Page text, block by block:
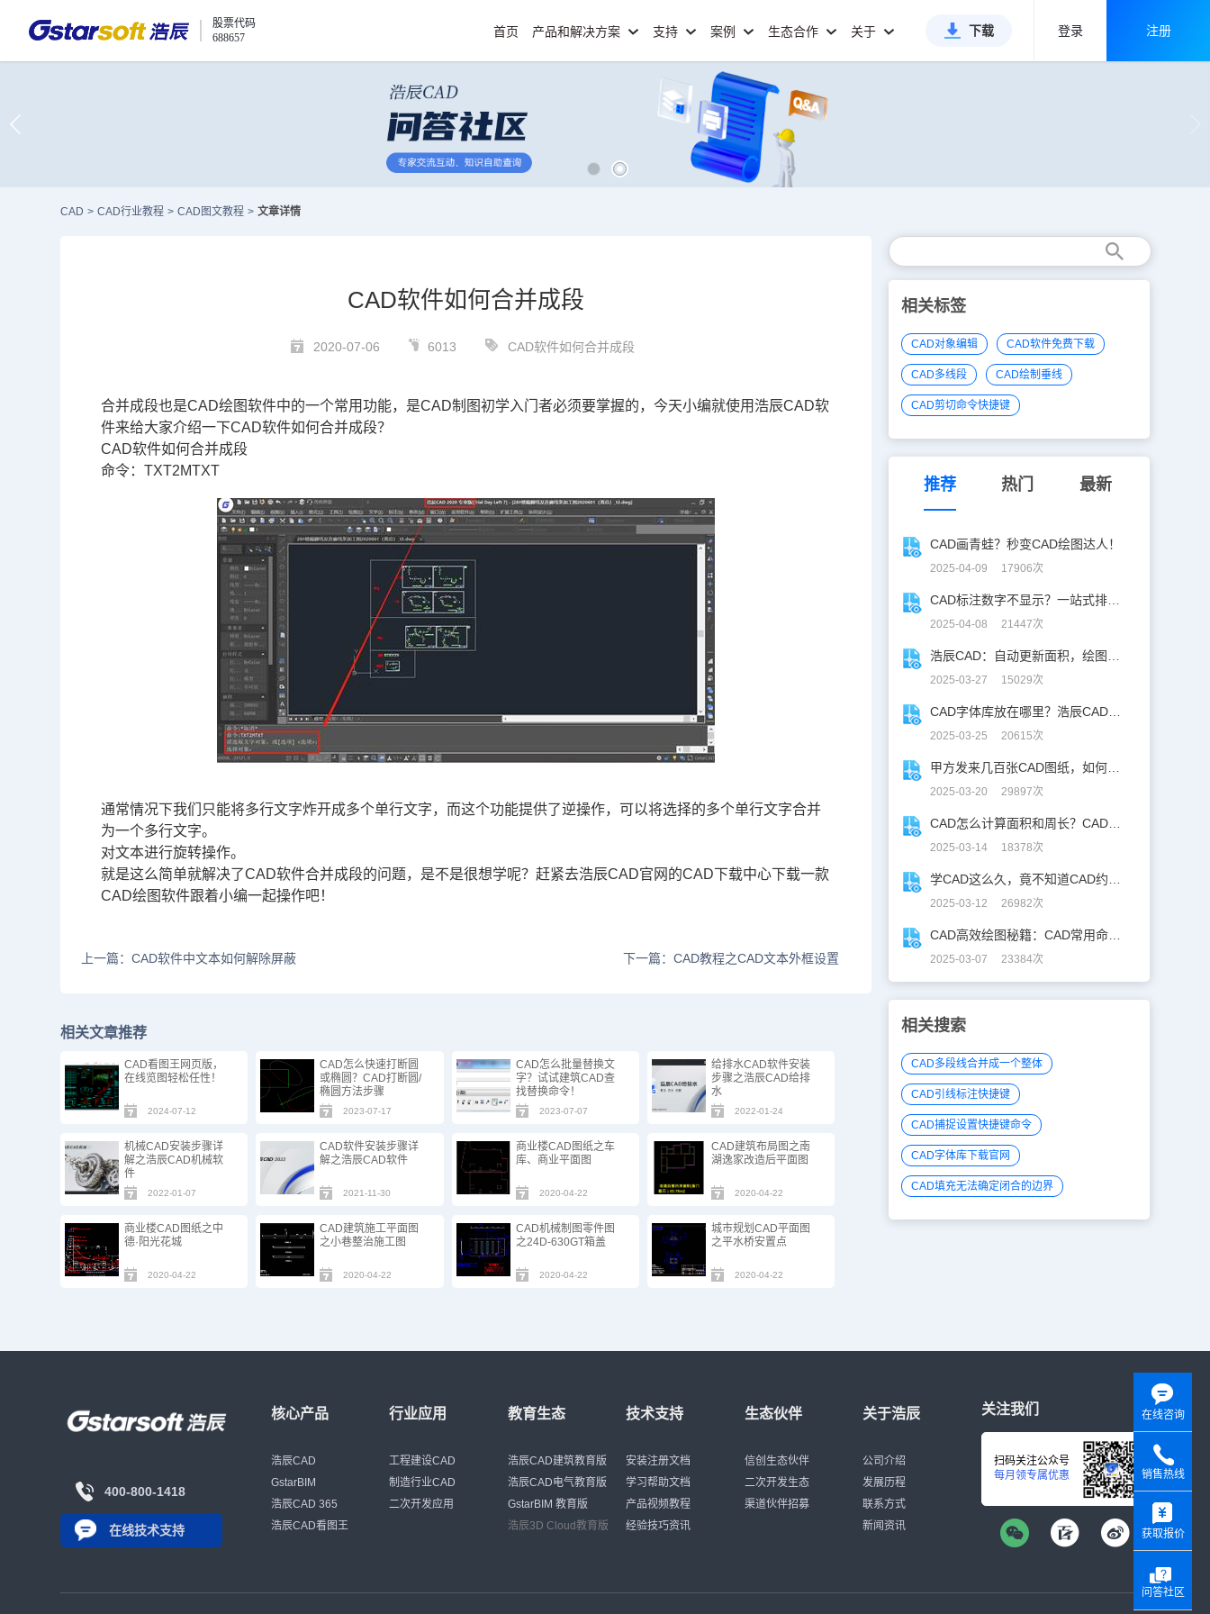
股票代码
688657
首页 产品和解决方案 支持 案例 生态合作 关于 下载 登录 注册
CAD > CAD行业教程 > CAD图文教程 > 文章详情
CAD软件如何合并成段
2020-07-06 6013 CAD软件如何合并成段
合并成段也是CAD绘图软件中的一个常用功能，是CAD制图初学入门者必须要掌握的，今天小编就使用浩辰CAD软
件来给大家介绍一下CAD软件如何合并成段？
CAD软件如何合并成段
命令：TXT2MTXT
通常情况下我们只能将多行文字炸开成多个单行文字，而这个功能提供了逆操作，可以将选择的多个单行文字合并
为一个多行文字。
对文本进行旋转操作。
就是这么简单就解决了CAD软件合并成段的问题，是不是很想学呢？赶紧去浩辰CAD官网 的CAD下载中心下载一款
CAD绘图软件跟着小编一起操作吧！
上一篇：CAD软件中文本如何解除屏蔽 下一篇：CAD教程之CAD文本外框设置
相关文章推荐
CAD看图王网页版，
在线览图轻松任性！
2024-07-12
CAD怎么快速打断圆
或椭圆？CAD打断圆/
椭圆方法步骤
2023-07-17
CAD怎么批量替换文
字？试试建筑CAD查
找替换命令！
2023-07-07
给排水CAD软件安装
步骤之浩辰CAD给排
水
2022-01-24
机械CAD安装步骤详
解之浩辰CAD机械软
件
2022-01-07
CAD软件安装步骤详
解之浩辰CAD软件
2021-11-30
商业楼CAD图纸之车
库、商业平面图
2020-04-22
CAD建筑布局图之南
湖逸家改造后平面图
2020-04-22
商业楼CAD图纸之中
德·阳光花城
2020-04-22
CAD建筑施工平面图
之小巷整治施工图
2020-04-22
CAD机械制图零件图
之24D-630GT箱盖
2020-04-22
城市规划CAD平面图
之平水桥安置点
2020-04-22
相关标签
CAD对象编辑 CAD软件免费下载
CAD多线段 CAD绘制垂线
CAD剪切命令快捷键
推荐 热门 最新
CAD画青蛙？秒变CAD绘图达人！
2025-04-09 17906次
2025-04-08 21447次
2025-03-27 15029次
2025-03-25 20615次
2025-03-20 29897次
2025-03-14 18378次
2025-03-12 26982次
2025-03-07 23384次
相关搜索
CAD多段线合并成一个整体
CAD引线标注快捷键
CAD捕捉设置快捷键命令
CAD字体库下载官网
CAD填充无法确定闭合的边界
400-800-1418
在线技术支持
核心产品
浩辰CAD
GstarBIM
浩辰CAD 365
浩辰CAD看图王
行业应用
工程建设CAD
制造行业CAD
二次开发应用
教育生态
浩辰CAD建筑教育版
浩辰CAD电气教育版
GstarBIM 教育版
浩辰3D Cloud教育版
技术支持
安装注册文档
学习帮助文档
产品视频教程
经验技巧资讯
生态伙伴
信创生态伙伴
二次开发生态
渠道伙伴招募
关于浩辰
公司介绍
发展历程
联系方式
新闻资讯
关注我们
扫码关注公众号
每月领专属优惠
在线咨询
销售热线
获取报价
问答社区